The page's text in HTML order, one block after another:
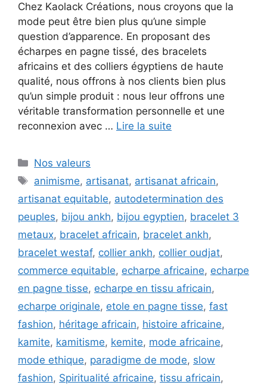
Chez Kaolack Créations, nous croyons que la
mode peut être bien plus qu’une simple
question d’apparence. En proposant des
écharpes en pagne tissé, des bracelets
africains et des colliers égyptiens de haute
qualité, nous offrons à nos clients bien plus
qu’un simple produit : nous leur offrons une
véritable transformation personnelle et une
reconnexion avec … Lire la suite
Catégories
Nos valeurs
Étiquettes
animisme, artisanat, artisanat africain,
artisanat equitable, autodetermination des
peuples, bijou ankh, bijou egyptien, bracelet 3
metaux, bracelet africain, bracelet ankh,
bracelet westaf, collier ankh, collier oudjat,
commerce equitable, echarpe africaine, echarpe
en pagne tisse, echarpe en tissu africain,
echarpe originale, etole en pagne tisse, fast
fashion, héritage africain, histoire africaine,
kamite, kamitisme, kemite, mode africaine,
mode ethique, paradigme de mode, slow
fashion, Spiritualité africaine, tissu africain,